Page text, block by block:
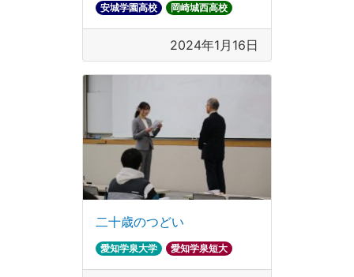
安城学園高校
岡崎城西高校
2024年1月16日
二十歳のつどい
愛知学泉大学 愛知学泉短大